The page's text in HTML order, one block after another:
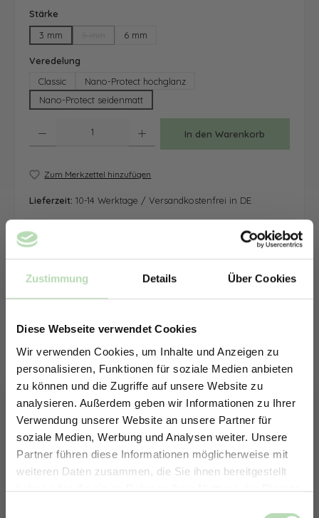
Zustimmung Details Über Cookies
Diese Webseite verwendet Cookies
Wir verwenden Cookies, um Inhalte und Anzeigen zu
personalisieren, Funktionen für soziale Medien anbieten
zu können und die Zugriffe auf unsere Website zu
analysieren. Außerdem geben wir Informationen zu Ihrer
Verwendung unserer Website an unsere Partner für
soziale Medien, Werbung und Analysen weiter. Unsere
Partner führen diese Informationen möglicherweise mit
weiteren Daten zusammen, die Sie ihnen bereitgestellt
haben oder die sie im Rahmen Ihrer Nutzung der Dienste
Stärke
3 mm
(Diese Option ist zurzeit nicht verfügbar.)
6 mm
Veredelung
Classic
Nano-Protect hochglanz
Nano-Protect seidenmatt
In den Warenkorb
Zum Merkzettel hinzufügen
Lieferzeit: 10-14 Werktage / Versandkostenfrei in DE
ERHALTE 5% RABATT AUF
DEINE RÜCKWÄNDE